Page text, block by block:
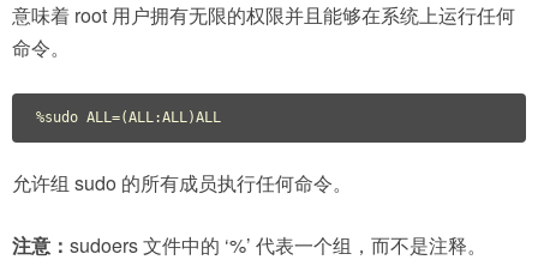
意味着 root 用户拥有无限的权限并且能够在系统上运行任何
命令。
%sudo ALL=(ALL:ALL)ALL
允许组 sudo 的所有成员执行任何命令。
注意： sudoers 文件中的 ‘%’ 代表一个组，而不是注释。